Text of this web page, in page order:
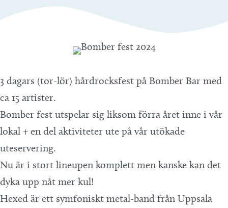
3 dagars (tor-lör) hårdrocksfest på Bomber Bar med
ca 15 artister.
Bomber fest utspelar sig liksom förra året inne i vår
lokal + en del aktiviteter ute på vår utökade
uteservering.
Nu är i stort lineupen komplett men kanske kan det
dyka upp nåt mer kul!
Hexed är ett symfoniskt metal-band från Uppsala